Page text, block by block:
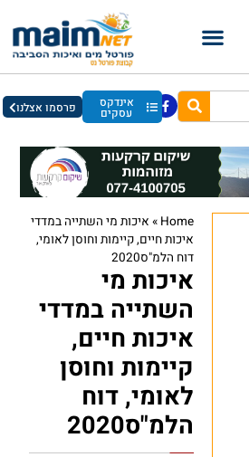
אינדקס
עסקים פרסמו אצלנו
Home
» איכות מי השתייה במדדי
איכות חיים, קיימות וחוסן לאומי,
דוח הלמ"ס2020
איכות מי
השתייה במדדי
איכות חיים,
קיימות וחוסן
לאומי, דוח
הלמ"ס2020